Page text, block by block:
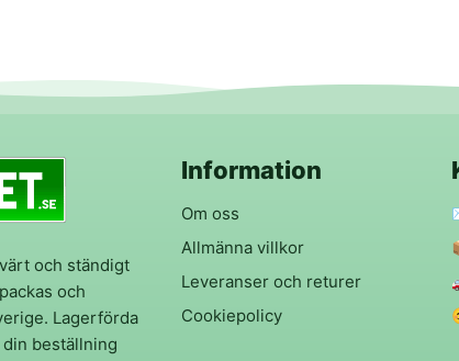
och ständigt
och
Lagerförda
beställning
Information
Om oss
Allmänna villkor
Leveranser och returer
Cookiepolicy